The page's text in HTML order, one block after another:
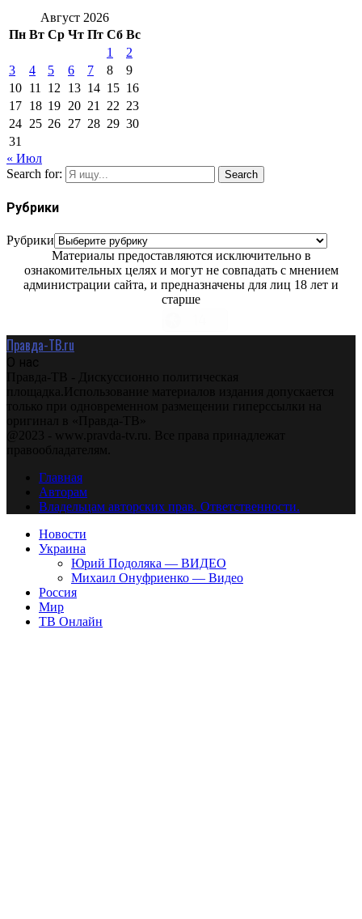
Август 2026
Пн Вт Ср Чт Пт Сб Вс
1
2
3
4 5 6 7 8
9
10 11 12 13 14 15 16
17 18 19 20 21 22 23
24 25 26 27 28 29 30
31
« Июл
Search for:
Search
Рубрики
Рубрики
Материалы предоставляются исключительно в
ознакомительных целях и могут не совпадать с мнением
администрации сайта, и предназначены для лиц 18 лет и
старше
Правда-ТВ.ru
О нас
Правда-ТВ - Дискуссионно политическая
площадка.Использование материалов издания допускается
только при одновременном размещении гиперссылки на
оригинал в «Правда-ТВ»
@2023 - www.pravda-tv.ru. Все права принадлежат
правообладателям.
Главная
Авторам
Владельцам авторских прав. Ответственности.
Новости
Украина
Юрий Подоляка — ВИДЕО
Михаил Онуфриенко — Видео
Россия
Мир
ТВ Онлайн